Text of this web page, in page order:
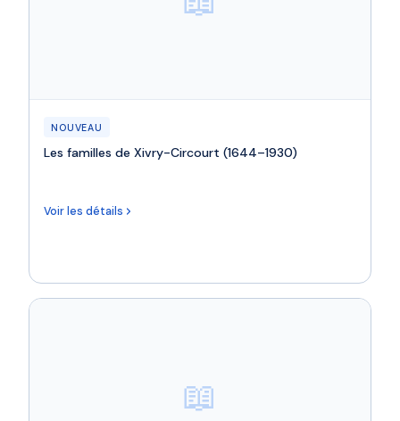
NOUVEAU
Les familles de Xivry-Circourt (1644–1930)
Voir les détails
📖